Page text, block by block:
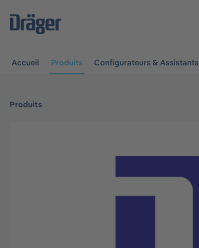
à la navigation principale
Accueil Produits Configurateurs & Assistants
Produits